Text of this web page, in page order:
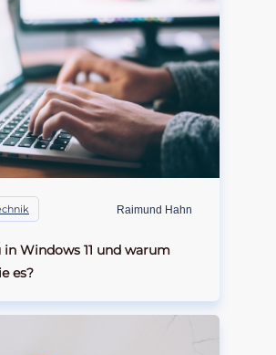
Raimund Hahn
in Windows 11 und warum
es?